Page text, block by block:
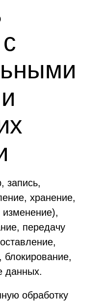
запись,
хранение,
изменение),
передачу
блокирование,
данных.
обработку